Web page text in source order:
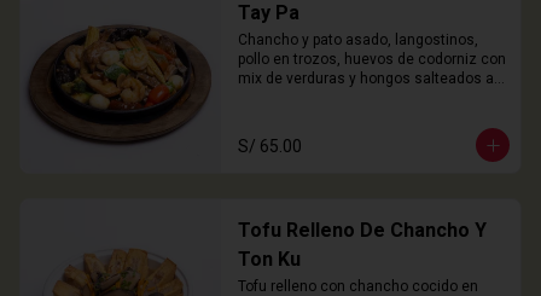
Tay Pa
Chancho y pato asado, langostinos,
pollo en trozos, huevos de codorniz con
mix de verduras y hongos salteados al
S/ 65.00
Tofu Relleno De Chancho Y
Ton Ku
Tofu relleno con chancho cocido en